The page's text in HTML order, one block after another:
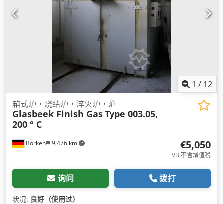
1 / 12
Borken 9,476 km
箱式炉，烧结炉，淬火炉，炉
Glasbeek Finish GasType 003.05,
200 ° C
€5,050
VB 不含增值税
询问 拨打
状况: 良好（使用过） ,